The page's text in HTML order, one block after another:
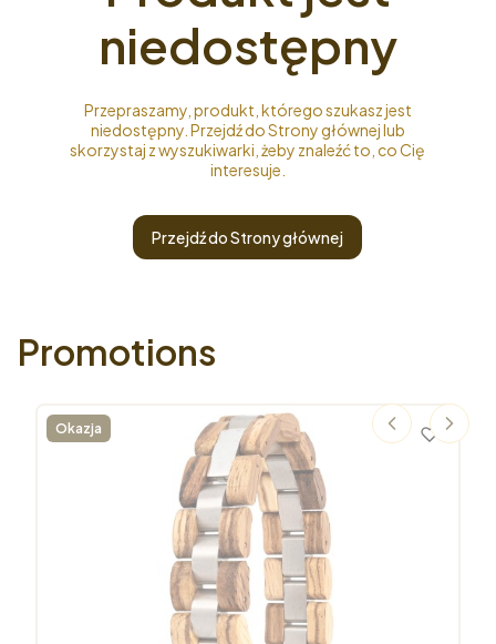
niedostępny
Przepraszamy, produkt, którego szukasz jest
niedostępny. Przejdź do Strony głównej lub
skorzystaj z wyszukiwarki, żeby znaleźć to, co Cię
interesuje.
Przejdź do Strony głównej
Promotions
Okazja